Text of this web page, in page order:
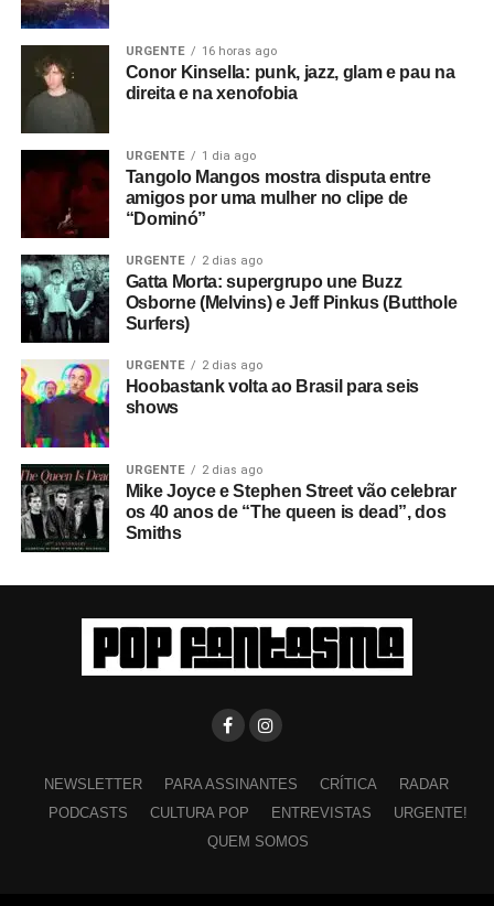
URGENTE 16 horas ago
Conor Kinsella: punk, jazz, glam e pau na
direita e na xenofobia
URGENTE 1 dia ago
Tangolo Mangos mostra disputa entre
amigos por uma mulher no clipe de
“Dominó”
URGENTE 2 dias ago
Gatta Morta: supergrupo une Buzz
Osborne (Melvins) e Jeff Pinkus (Butthole
Surfers)
URGENTE 2 dias ago
Hoobastank volta ao Brasil para seis
shows
URGENTE 2 dias ago
Mike Joyce e Stephen Street vão celebrar
os 40 anos de “The queen is dead”, dos
Smiths
NEWSLETTER PARA ASSINANTES CRÍTICA
RADAR
PODCASTS
CULTURA POP ENTREVISTAS
URGENTE!
QUEM SOMOS